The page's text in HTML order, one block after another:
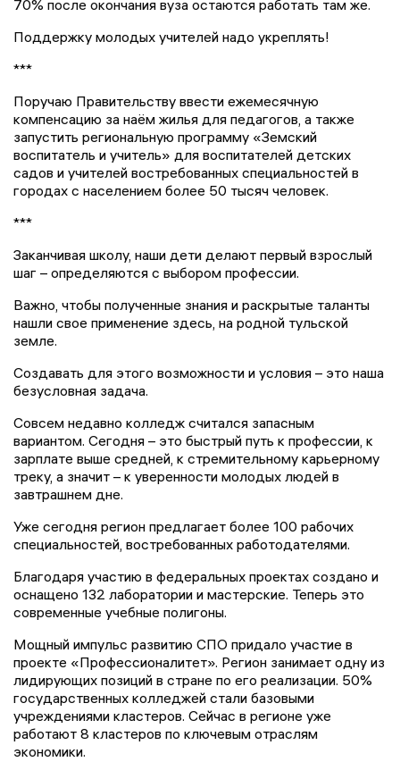
70% после окончания вуза остаются работать там же.
Поддержку молодых учителей надо укреплять!
***
Поручаю Правительству ввести ежемесячную
компенсацию за наём жилья для педагогов, а также
запустить региональную программу «Земский
воспитатель и учитель» для воспитателей детских
садов и учителей востребованных специальностей в
городах с населением более 50 тысяч человек.
***
Заканчивая школу, наши дети делают первый взрослый
шаг – определяются с выбором профессии.
Важно, чтобы полученные знания и раскрытые таланты
нашли свое применение здесь, на родной тульской
земле.
Создавать для этого возможности и условия – это наша
безусловная задача.
Совсем недавно колледж считался запасным
вариантом. Сегодня – это быстрый путь к профессии, к
зарплате выше средней, к стремительному карьерному
треку, а значит – к уверенности молодых людей в
завтрашнем дне.
Уже сегодня регион предлагает более 100 рабочих
специальностей, востребованных работодателями.
Благодаря участию в федеральных проектах создано и
оснащено 132 лаборатории и мастерские. Теперь это
современные учебные полигоны.
Мощный импульс развитию СПО придало участие в
проекте «Профессионалитет». Регион занимает одну из
лидирующих позиций в стране по его реализации. 50%
государственных колледжей стали базовыми
учреждениями кластеров. Сейчас в регионе уже
работают 8 кластеров по ключевым отраслям
экономики.